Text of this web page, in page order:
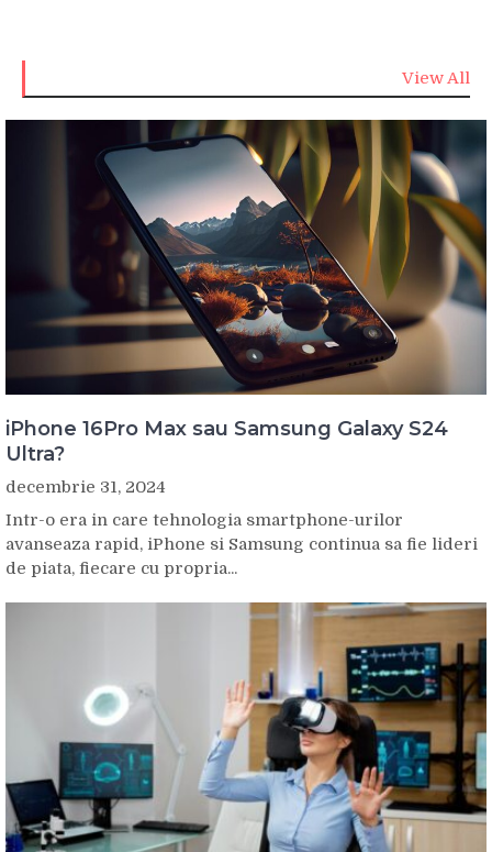
View All
iPhone 16Pro Max sau Samsung Galaxy S24
Ultra?
decembrie 31, 2024
Intr-o era in care tehnologia smartphone-urilor
avanseaza rapid, iPhone si Samsung continua sa fie lideri
de piata, fiecare cu propria...